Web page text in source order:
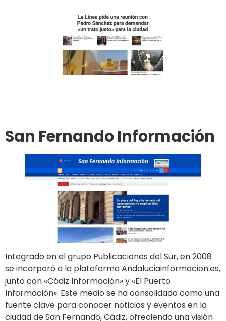
San Fernando Información
Integrado en el grupo Publicaciones del Sur, en 2008
se incorporó a la plataforma Andaluciainformacion.es,
junto con «Cádiz Información» y «El Puerto
Información». Este medio se ha consolidado como una
fuente clave para conocer noticias y eventos en la
ciudad de San Fernando, Cádiz, ofreciendo una visión